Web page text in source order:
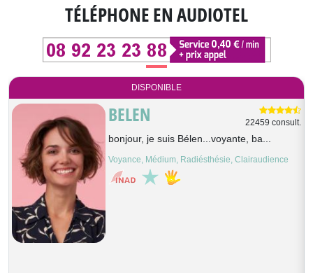
TÉLÉPHONE EN AUDIOTEL
DISPONIBLE
BELEN 22459 consult.
bonjour, je suis Bélen...voyante, ba...
Voyance, Médium, Radiésthésie, Clairaudience